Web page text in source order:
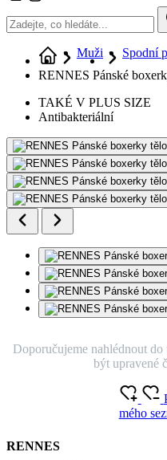
Muži Spodní
RENNES Pánské
TAKÉ V PLUS SIZE
Antibakteriální
Doporučujeme nahlédnout
být upravené
RENNES
mého